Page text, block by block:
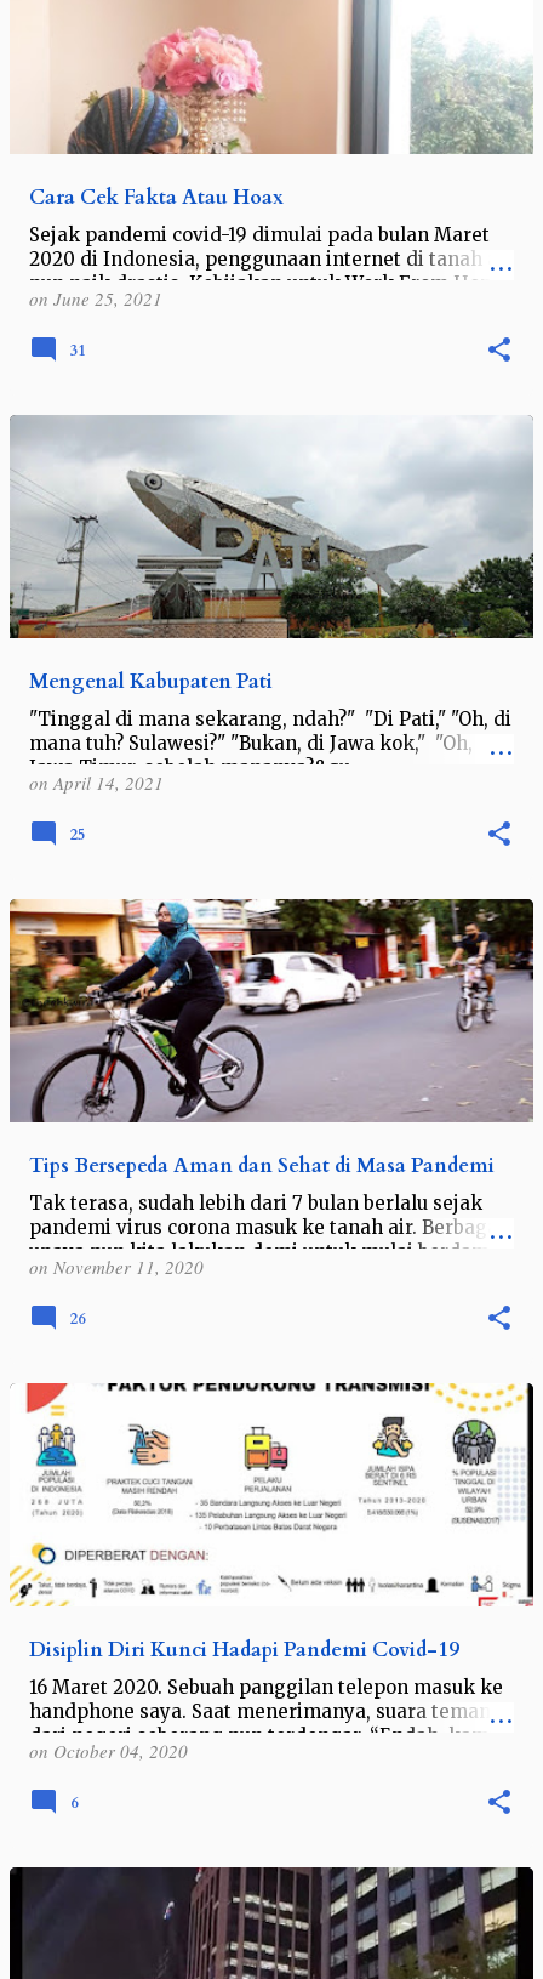
Cara Cek Fakta Atau Hoax
Sejak pandemi covid-19 dimulai pada bulan Maret
2020 di Indonesia, penggunaan internet di tanah air
pun naik drastis. Kebijakan untuk Work From Home
(WFH) dan sekolah atau pembela…
on June 25, 2021
31
Mengenal Kabupaten Pati
"Tinggal di mana sekarang, ndah?" "Di Pati," "Oh, di
mana tuh? Sulawesi?" "Bukan, di Jawa kok," "Oh,
Jawa Timur, sebelah mananya?&qu…
onApril 14, 2021
25
Tips Bersepeda Aman dan Sehat di Masa Pandemi
Tak terasa, sudah lebih dari 7 bulan berlalu sejak
pandemi virus corona masuk ke tanah air. Berbagai
upaya pun kita lakukan demi untuk mulai berdamai
dengan keadaan dan tetap menj…
on November 11, 2020
26
Disiplin Diri Kunci Hadapi Pandemi Covid-19
16 Maret 2020. Sebuah panggilan telepon masuk ke
handphone saya. Saat menerimanya, suara teman
dari negeri seberang pun terdengar, “Endah, kamu
tidak usah ke Malaysia ya. Besok ki…
on October 04, 2020
6